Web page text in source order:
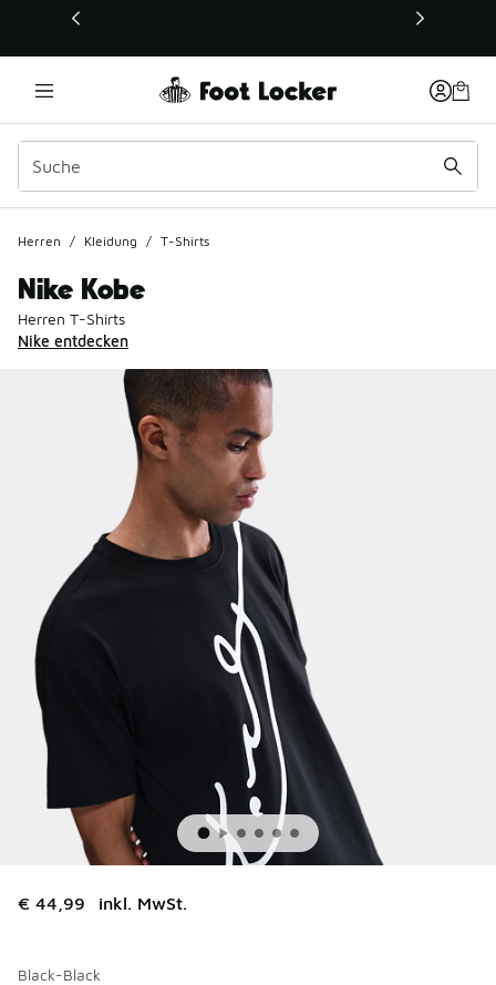
Dieser Link öffnet sich in einem neuen Fenster
Herren / Kleidung / T-Shirts
Nike Kobe
Herren T-Shirts
Nike entdecken
€ 44,99 inkl. MwSt.
Black-Black